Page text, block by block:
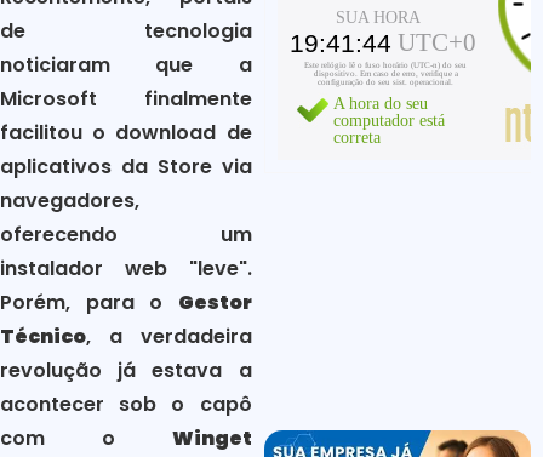
de tecnologia
noticiaram que a
Microsoft finalmente
facilitou o download de
aplicativos da Store via
navegadores,
oferecendo um
instalador web "leve".
Porém, para o Gestor
Técnico, a verdadeira
revolução já estava a
acontecer sob o capô
com o Winget